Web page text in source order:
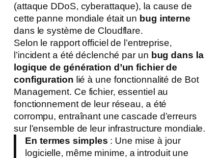
(attaque DDoS, cyberattaque), la cause de
cette panne mondiale était un bug interne
dans le système de Cloudflare.
Selon le rapport officiel de l’entreprise,
l’incident a été déclenché par un bug dans la
logique de génération d’un fichier de
configuration lié à une fonctionnalité de Bot
Management. Ce fichier, essentiel au
fonctionnement de leur réseau, a été
corrompu, entraînant une cascade d’erreurs
sur l’ensemble de leur infrastructure mondiale.
En termes simples : Une mise à jour
logicielle, même minime, a introduit une